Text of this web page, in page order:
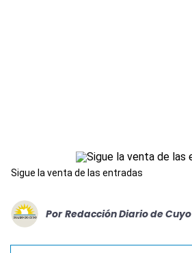
Sigue la venta de las entradas
Por Redacción Diario de Cuyo